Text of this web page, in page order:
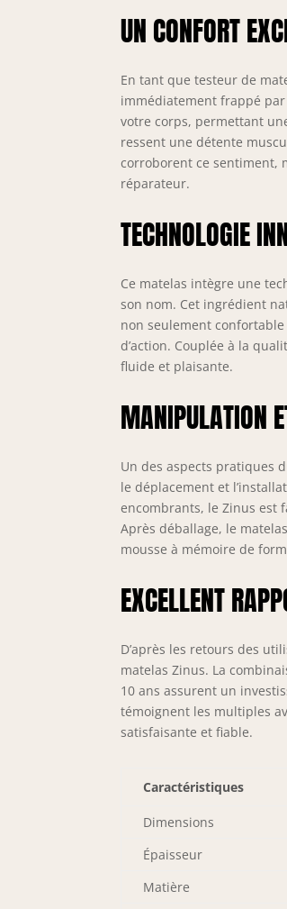
UN CONFORT
En tant que testeur de
immédiatement frappé
votre corps, permettant
ressent une détente
corroborent ce sentiment,
réparateur.
TECHNOLOGIE
Ce matelas intègre une
son nom. Cet ingrédient
non seulement
d’action. Couplée à la
fluide et plaisante.
MANIPULATION
Un des aspects pratiques
le déplacement et
encombrants, le Zinus est
Après déballage, le
mousse à mémoire de
EXCELLENT
D’après les retours des
matelas Zinus. La
10 ans assurent un
témoignent les multiples
satisfaisante et fiable.
Caractéristiques
Dimensions
Épaisseur
Matière